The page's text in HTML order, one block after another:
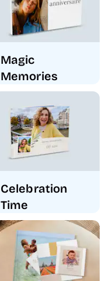
Magic
Memories
Celebration
Time